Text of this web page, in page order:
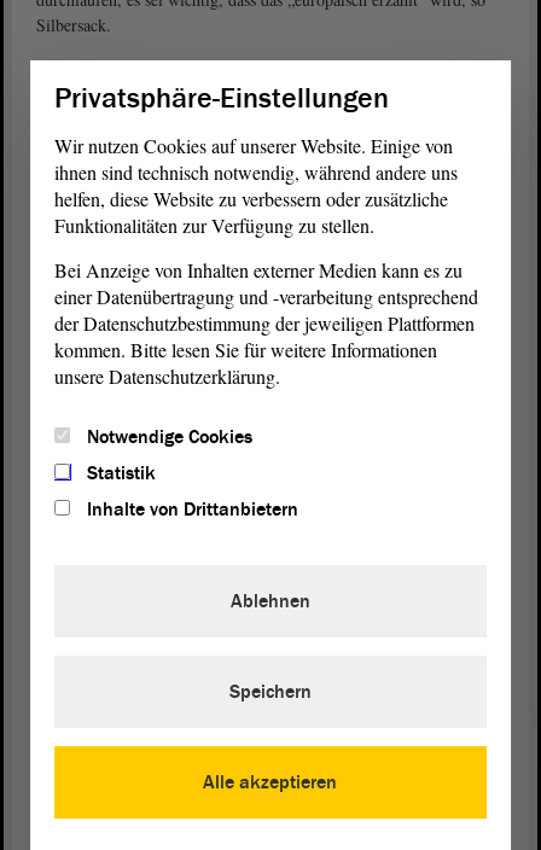
Silbersack.
In der Ausschussdebatte seien zwei Punkte zu entscheiden gewesen:
auf welche Kommune man setzen wolle und wie diese dann
unterstützt werden solle, rekapitulierte
Olaf Meister (BÜNDNIS
90/DIE GRÜNEN). Es handle sich nicht um einen
Länderwettbewerb, sondern um einen zwischen Kommunen. Meister
hätte „lieber mehrere Eisen im Feuer“ gehabt, aber das sei nun
anders beurteilt worden. Seine Fraktionunterstütze die nun
beschlossene Förderung. Es sei kein Wettbewerb um die schönste
Stadtwerbung, hier gehe es um Transformation, um die Brüche in
der Gesellschaft. In manchen Städten (wie Halle) seien Brüche und
Narben ins Stadtbild eingeschrieben, bei anderen nicht.
Entscheidung für Sachsen-Anhalt
Sachsen-Anhalt im Herzen Europas hingewiesen. Wie in kaum
einem anderen Bundesland hätten die Bürgerinnen und Bürger einen
Interesse am Zukunftszentrum in Sachsen-Anhalt. Es sei notwendig
erhöhen. Man habe sich folglich „nicht gegen eine Kommune,
Ergebnis und Dokumente
Im Anschluss an dieDebattewurde dieBeschlussempfehlungdes
Privatsphäre-Einstellungen
Wir nutzen Cookies auf unserer Website. Einige von
ihnen sind technisch notwendig, während andere uns
helfen, diese Website zu verbessern oder zusätzliche
Funktionalitäten zur Verfügung zu stellen.
Bei Anzeige von Inhalten externer Medien kann es zu
einer Datenübertragung und -verarbeitung entsprechend
der Datenschutzbestimmung der jeweiligen Plattformen
kommen. Bitte lesen Sie für weitere Informationen
unsere Datenschutzerklärung.
Notwendige Cookies
Statistik
Inhalte von Drittanbietern
Alle akzeptieren
Ablehnen
Speichern